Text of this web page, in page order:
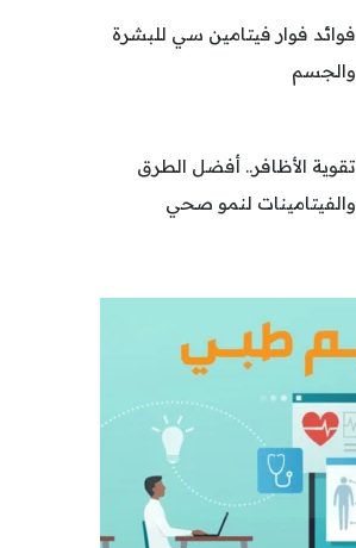
فوائد فوار فيتامين سي للبشرة
والجسم
تقوية الأظافر.. أفضل الطرق
والفيتامينات لنمو صحي